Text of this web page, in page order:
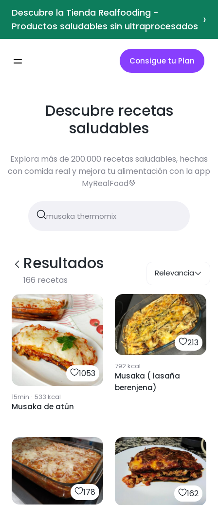
Descubre la Tienda Realfooding -
Productos saludables sin ultraprocesados ›
Consigue tu Plan
Descubre recetas
saludables
Explora más de 200.000 recetas saludables, hechas
con comida real y mejora tu alimentación con la app
MyRealFood💚
Resultados
166 recetas
Relevancia
1053
15min · 533 kcal
Musaka de atún
213
792kcal
Musaka ( lasaña
berenjena)
178 162